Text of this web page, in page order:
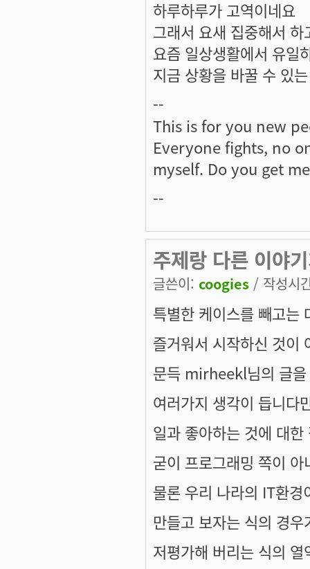
하루하루가 고역이네요
그래서 요새 집중해서
요즘 일상생활에서 유일
지금 상황을 바꿀 수 있
--
This is for you new
Everyone fights, no
myself. Do you get
--
주제랑 다른 이야
글쓴이: coogies / 작성시
특별한 케이스를 빼고는
즐거워서 시작하신 것이
문득 mirheekl님의 글을
여러가지 생각이 듭니다
일과 좋아하는 것에 대
굳이 프로그래밍 쪽이
물론 우리 나라의 IT환
만들고 보자는 식의 경
저평가해 버리는 식의